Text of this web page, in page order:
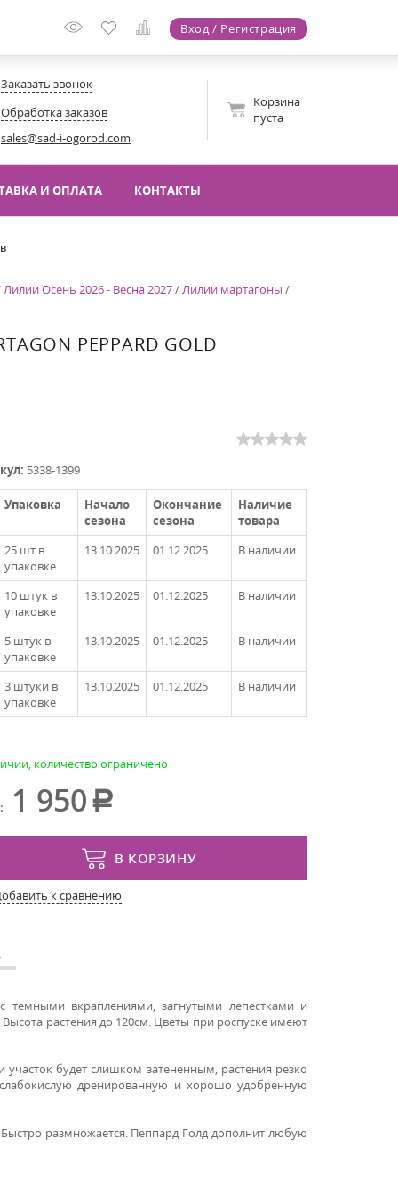
Вход / Регистрация
Заказать звонок
Обработка заказов
sales@sad-i-ogorod.com
Корзина
пуста
И ОПЛАТА КОНТАКТЫ
Лилии Осень 2026 - Весна 2027/Лилии мартагоны /
PEPPARD GOLD
5338-1399
Упаковка
Начало
сезона
Окончание
сезона
Наличие
товара
25 шт в
упаковке
13.10.2025 01.12.2025 В наличии
10 штук в
упаковке
13.10.2025 01.12.2025 В наличии
5 штук в
упаковке
13.10.2025 01.12.2025 В наличии
3 штуки в
упаковке
13.10.2025 01.12.2025 В наличии
количество ограничено
1 950
В КОРЗИНУ
к сравнению
темными вкраплениями, загнутыми лепестками и
растения до 120см. Цветы при роспуске имеют
будет слишком затененным, растения резко
дренированную и хорошо удобренную
размножается. Пеппард Голд дополнит любую